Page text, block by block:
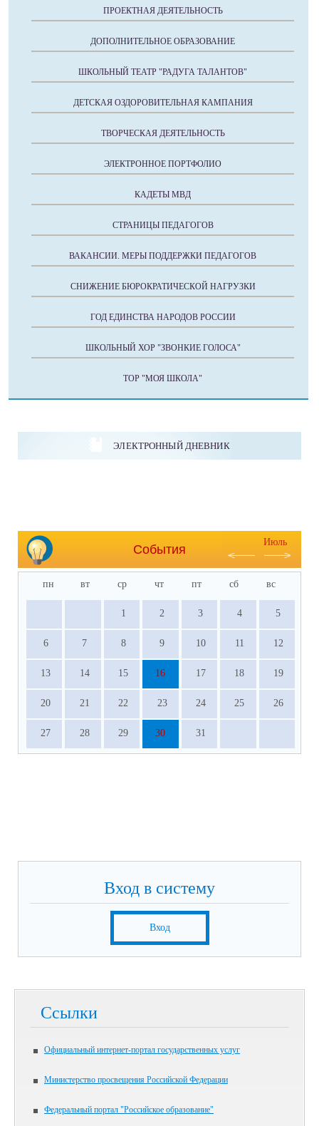
ПРОЕКТНАЯ ДЕЯТЕЛЬНОСТЬ
ДОПОЛНИТЕЛЬНОЕ ОБРАЗОВАНИЕ
ШКОЛЬНЫЙ ТЕАТР "РАДУГА ТАЛАНТОВ"
ДЕТСКАЯ ОЗДОРОВИТЕЛЬНАЯ КАМПАНИЯ
ТВОРЧЕСКАЯ ДЕЯТЕЛЬНОСТЬ
ЭЛЕКТРОННОЕ ПОРТФОЛИО
КАДЕТЫ МВД
СТРАНИЦЫ ПЕДАГОГОВ
ВАКАНСИИ. МЕРЫ ПОДДЕРЖКИ ПЕДАГОГОВ
СНИЖЕНИЕ БЮРОКРАТИЧЕСКОЙ НАГРУЗКИ
ГОД ЕДИНСТВА НАРОДОВ РОССИИ
ШКОЛЬНЫЙ ХОР "ЗВОНКИЕ ГОЛОСА"
ТОР "МОЯ ШКОЛА"
ЭЛЕКТРОННЫЙ ДНЕВНИК
События
Июль
пн вт ср чт пт сб вс
1 2 3 4 5
6 7 8 9 10 11 12
13 14 15 16 17 18 19
20 21 22 23 24 25 26
27 28 29 30 31
Вход в систему
Вход
Ссылки
Официальный интернет-портал государственных услуг
Министерство просвещения Российской Федерации
Федеральный портал "Российское образование"